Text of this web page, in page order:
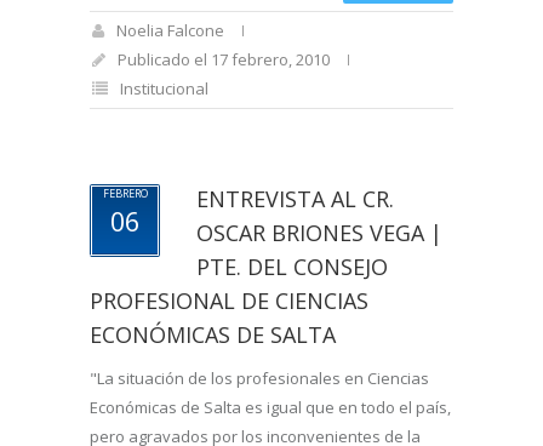
Noelia Falcone
Publicado el 17 febrero, 2010
Institucional
FEBRERO
06
ENTREVISTA AL CR.
OSCAR BRIONES VEGA |
PTE. DEL CONSEJO
PROFESIONAL DE CIENCIAS
ECONÓMICAS DE SALTA
"La situación de los profesionales en Ciencias
Económicas de Salta es igual que en todo el país,
pero agravados por los inconvenientes de la